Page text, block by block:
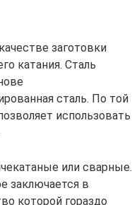
заготовки
катания. Сталь
сталь. По той
использовать
или сварные.
заключается в
которой гораздо